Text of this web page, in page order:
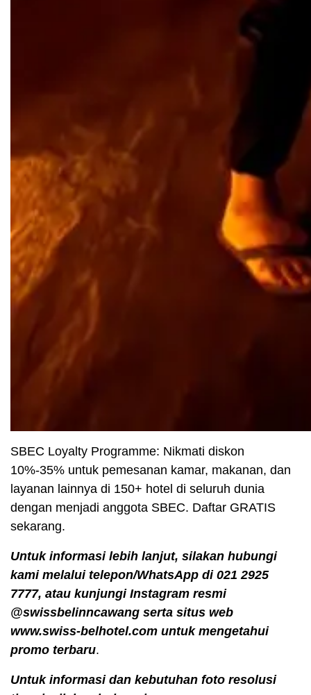
SBEC Loyalty Programme: Nikmati diskon
10%-35% untuk pemesanan kamar, makanan, dan
layanan lainnya di 150+ hotel di seluruh dunia
dengan menjadi anggota SBEC. Daftar GRATIS
sekarang.
Untuk informasi lebih lanjut, silakan hubungi
kami melalui telepon/WhatsApp di 021 2925
7777, atau kunjungi Instagram resmi
@swissbelinncawang serta situs web
www.swiss-belhotel.com untuk mengetahui
promo terbaru.
Untuk informasi dan kebutuhan foto resolusi